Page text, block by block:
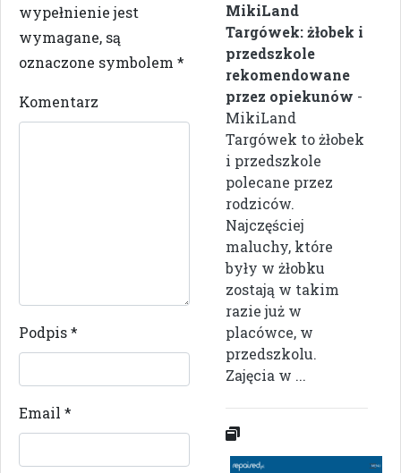
wypełnienie jest
wymagane, są
oznaczone symbolem *
Komentarz
Podpis*
Email *
MikiLand
Targówek: żłobek i
przedszkole
rekomendowane
przez opiekunów -
MikiLand
Targówek to żłobek
i przedszkole
polecane przez
rodziców.
Najczęściej
maluchy, które
były w żłobku
zostają w takim
razie już w
placówce, w
przedszkolu.
Zajęcia w ...